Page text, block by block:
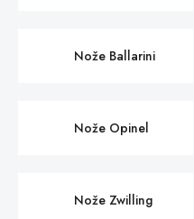
Nože Ballarini
Nože Opinel
Nože Zwilling